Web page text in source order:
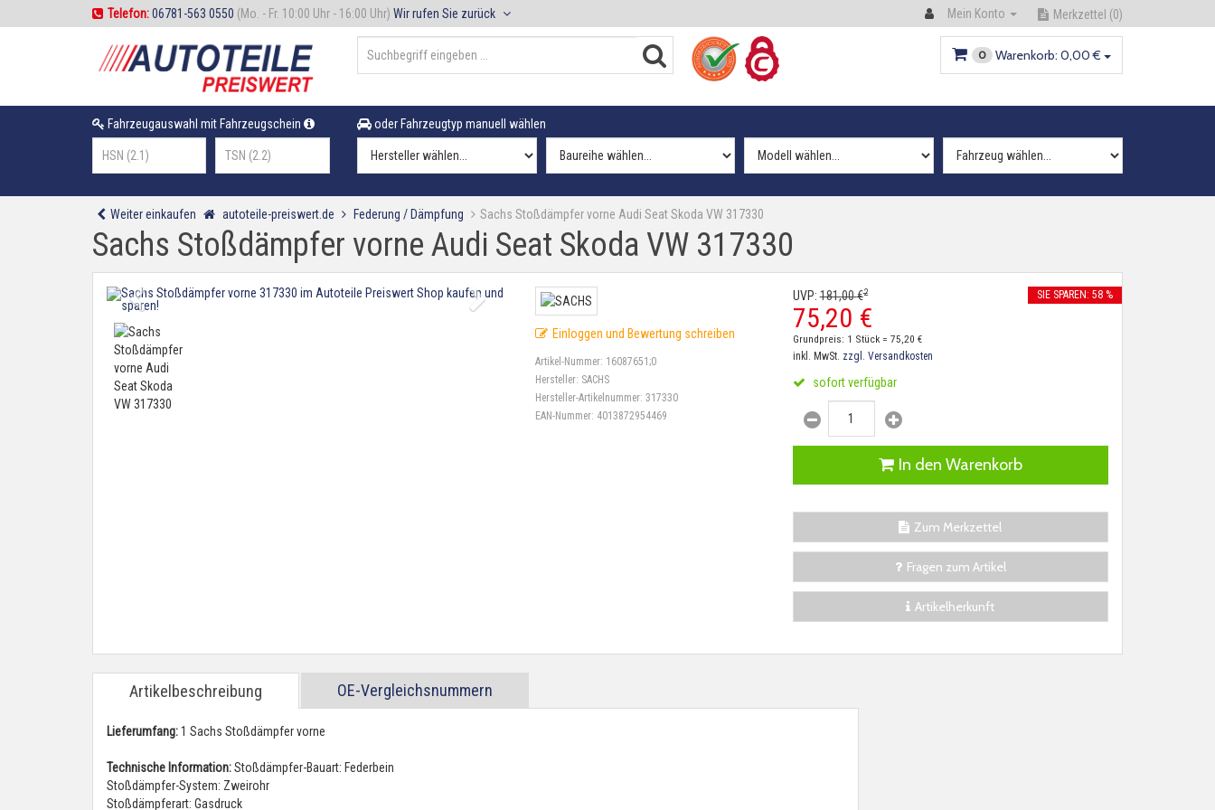
Telefon:06781-563 0550 (Mo. - Fr. 10:00 Uhr - 16:00 Uhr) Wir rufen Sie zurück Mein Konto Merkzettel (0)
0 Warenkorb: 0,00 €
Fahrzeugauswahl mit Fahrzeugschein oder Fahrzeugtyp manuell wählen
Weiter einkaufen autoteile-preiswert.de Federung / Dämpfung Sachs Stoßdämpfer vorne Audi Seat Skoda VW 317330
Sachs Stoßdämpfer vorne Audi Seat Skoda VW 317330
Einloggen und Bewertung schreiben
Artikel-Nummer: 16087651;0
Hersteller: SACHS
Hersteller-Artikelnummer:317330
EAN-Nummer: 4013872954469
UVP:181,00€2
75,20 €
SIE SPAREN: 58 %
Grundpreis: 1 Stück = 75,20 €
inkl. MwSt. zzgl. Versandkosten
sofort verfügbar
In den Warenkorb
Zum Merkzettel
Fragen zum Artikel
Artikelherkunft
Artikelbeschreibung OE-Vergleichsnummern
Lieferumfang:1 Sachs Stoßdämpfer vorne
Technische Information:Stoßdämpfer-Bauart: Federbein
Stoßdämpfer-System: Zweirohr
Stoßdämpferart: Gasdruck